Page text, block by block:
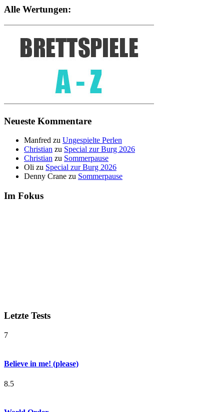
Alle Wertungen:
Neueste Kommentare
Manfred zu Ungespielte Perlen
Christian zu Special zur Burg 2026
Christian zu Sommerpause
Oli zu Special zur Burg 2026
Denny Crane zu Sommerpause
Im Fokus
Letzte Tests
7
Believe in me! (please)
8.5